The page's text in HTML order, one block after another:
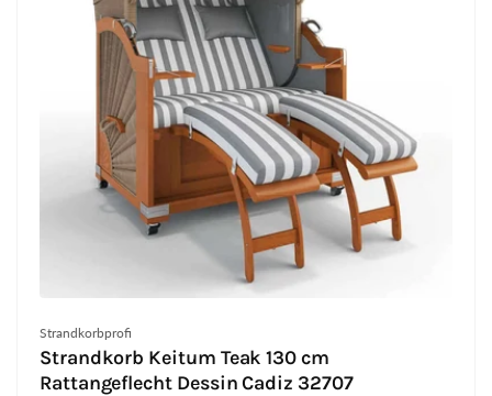
Anbieter:
Strandkorbprofi
Strandkorb Keitum Teak 130 cm
Rattangeflecht Dessin Cadiz 32707